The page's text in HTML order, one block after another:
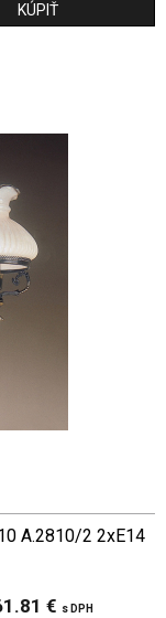
A.2810/2 2xE14
€ s DPH